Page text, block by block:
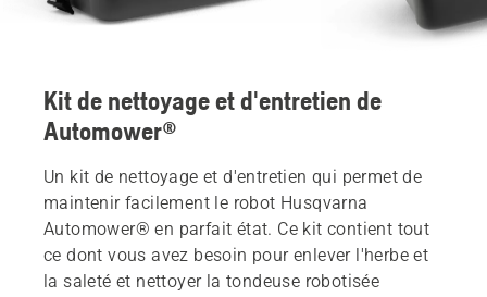
Kit de nettoyage et d'entretien de
Automower®
Un kit de nettoyage et d'entretien qui permet de
maintenir facilement le robot Husqvarna
Automower® en parfait état. Ce kit contient tout
ce dont vous avez besoin pour enlever l'herbe et
la saleté et nettoyer la tondeuse robotisée